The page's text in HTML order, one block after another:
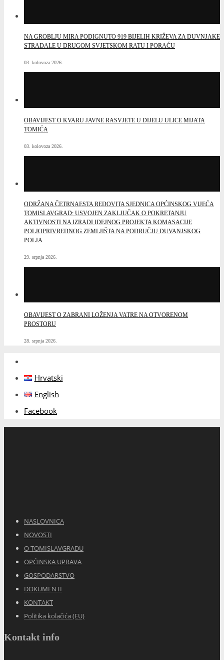
NA GROBLJU MIRA PODIGNUTO 919 BIJELIH KRIŽEVA ZA DUVNJAKE
STRADALE U DRUGOM SVJETSKOM RATU I PORAĆU
03. kolovoza 2026.
OBAVIJEST O KVARU JAVNE RASVJETE U DIJELU ULICE MIJATA
TOMIĆA
03. kolovoza 2026.
ODRŽANA ČETRNAESTA REDOVITA SJEDNICA OPĆINSKOG VIJEĆA
TOMISLAVGRAD: USVOJEN ZAKLJUČAK O POKRETANJU
AKTIVNOSTI NA IZRADI IDEJNOG PROJEKTA KOMASACIJE
POLJOPRIVREDNOG ZEMLJIŠTA NA PODRUČJU DUVANJSKOG
POLJA
29. srpnja 2026.
OBAVIJEST O ZABRANI LOŽENJA VATRE NA OTVORENOM
PROSTORU
28. srpnja 2026.
Hrvatski
English
Facebook
NASLOVNICA
NOVOSTI
O TOMISLAVGRADU
OPĆINSKA UPRAVA
GOSPODARSTVO
DOKUMENTI
KONTAKT
Politika kolačića (EU)
Kontakt info